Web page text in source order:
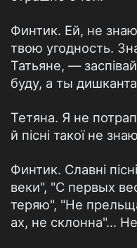
Финтик. Ей, не
твою угодность.
Татьяне, —
буду, а ты
Тетяна. Я не
й пісні такої не
Финтик. Славні
веки", "С первых
теряю", "Не
ах, не склонна"...